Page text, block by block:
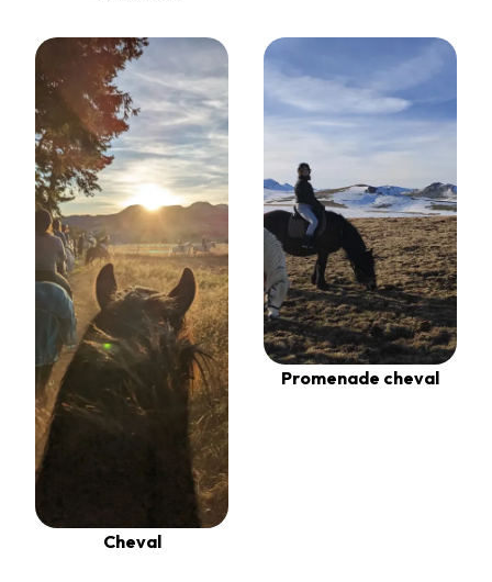
Cheval
Promenade cheval